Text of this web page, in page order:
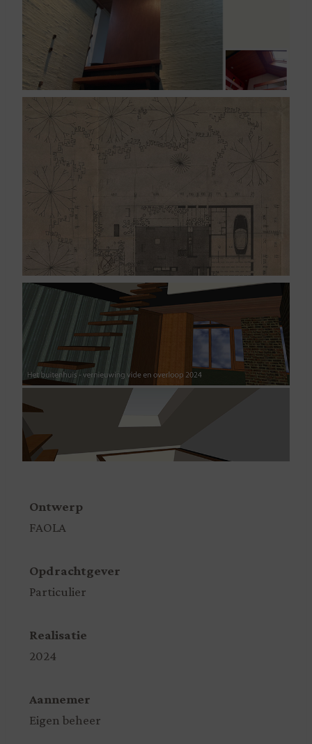
Ontwerp
FAOLA
Opdrachtgever
Particulier
Realisatie
2024
Aannemer
Eigen beheer